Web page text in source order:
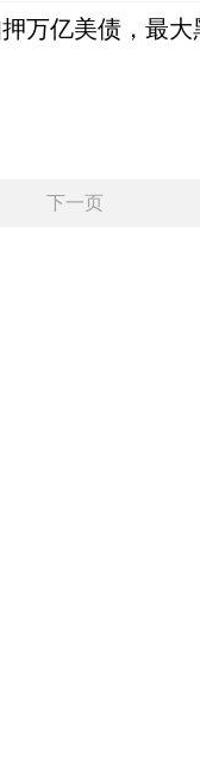
万亿美债，最
下一页